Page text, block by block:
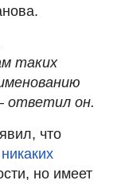
таких
ответил он.
что
но имеет